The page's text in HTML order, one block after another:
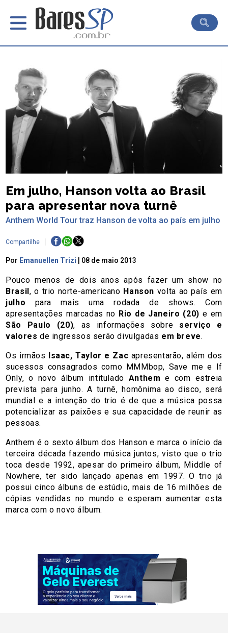
Em julho, Hanson volta ao Brasil
para apresentar nova turnê
Anthem World Tour traz Hanson de volta ao país em julho
Compartilhe
Por Emanuellen Trizi 08 de maio 2013
Pouco menos de dois anos após fazer um show no
Brasil , o trio norte-americano Hanson volta ao país em
julho para mais uma rodada de shows. Com
apresentações marcadas no Rio de Janeiro (20) e em
São Paulo (20), as informações sobre serviço e
valoresde ingressos serão divulgadas em breve.
Os irmãos
Isaac, Taylor e Zac apresentarão, além dos
sucessos consagrados como MMMbop, Save me e If
Only, o novo álbum intitulado Anthem e com estreia
prevista para junho. A turnê, homônima ao disco, será
mundial e a intenção do trio é de que a música possa
potencializar as paixões e sua capacidade de reunir as
pessoas.
Anthem é o sexto álbum dos Hanson e marca o início da
terceira década fazendo música juntos, visto que o trio
toca desde 1992, apesar do primeiro álbum, Middle of
Nowhere, ter sido lançado apenas em 1997. O trio já
possui cinco álbuns de estúdio, mais de 16 milhões de
cópias vendidas no mundo e esperam aumentar esta
marca com o novo álbum.